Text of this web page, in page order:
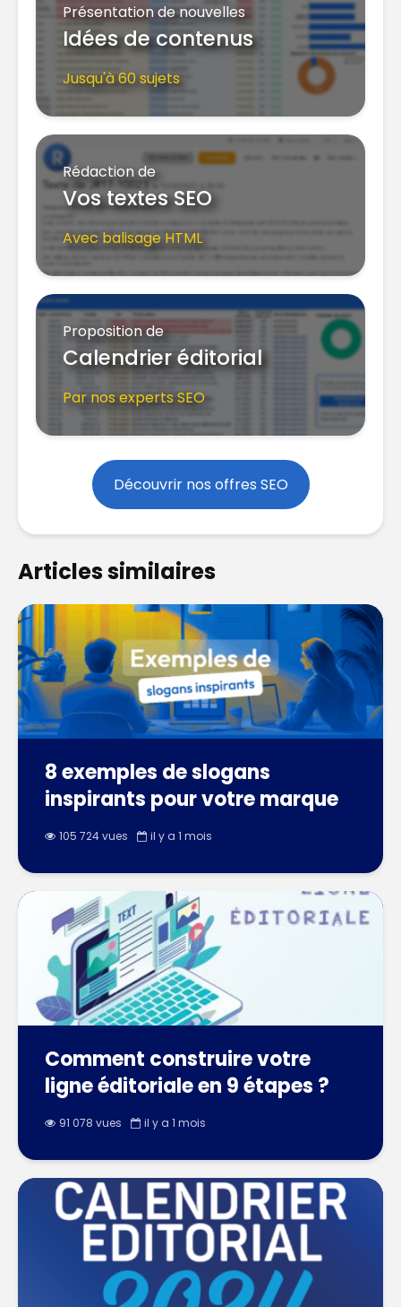
Présentation de nouvelles
Idées de contenus
Jusqu'à 60 sujets
Rédaction de
Vos textes SEO
Avec balisage HTML
Proposition de
Calendrier éditorial
Par nos experts SEO
Découvrir nos offres SEO
Articles similaires
8 exemples de slogans
inspirants pour votre marque
105 724 vues il y a 1 mois
Comment construire votre
ligne éditoriale en 9 étapes ?
91 078 vues il y a 1 mois